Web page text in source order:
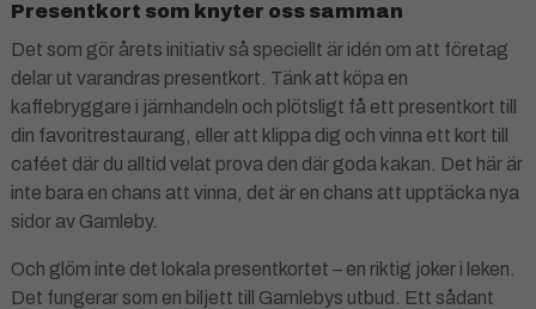
Presentkort som knyter oss samman
Det som gör årets initiativ så speciellt är idén om att företag
delar ut varandras presentkort. Tänk att köpa en
kaffebryggare i järnhandeln och plötsligt få ett presentkort till
din favoritrestaurang, eller att klippa dig och vinna ett kort till
caféet där du alltid velat prova den där goda kakan. Det här är
inte bara en chans att vinna, det är en chans att upptäcka nya
sidor av Gamleby.
Och glöm inte det lokala presentkortet – en riktig joker i leken.
Det fungerar som en biljett till Gamlebys utbud. Ett sådant